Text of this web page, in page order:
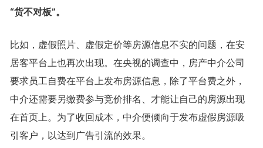
“货不对板”。
比如，虚假照片、虚假定价等房源信息不实的问题，在安
居客平台上也再次出现。在央视的调查中，房产中介公司
要求员工自费在平台上发布房源信息，除了平台费之外，
中介还需要另缴费参与竞价排名、才能让自己的房源出现
在首页上。为了收回成本，中介便倾向于发布虚假房源吸
引客户，以达到广告引流的效果。